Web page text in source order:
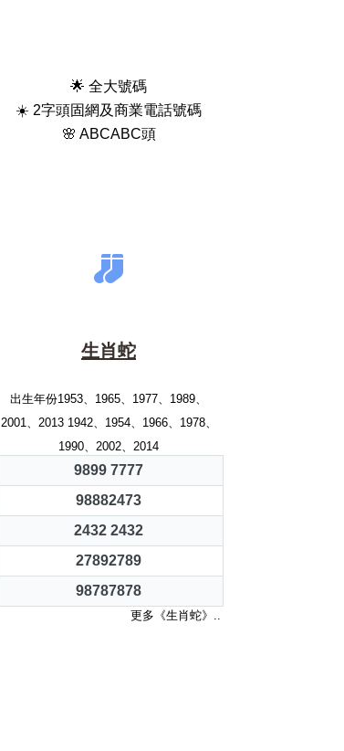
🌟 全大號碼
☀️ 2字頭固網及商業電話號碼
🌸 ABCABC頭
生肖蛇
出生年份1953、1965、1977、1989、
2001、2013 1942、1954、1966、1978、
1990、2002、2014
9899 7777
98882473
2432 2432
27892789
98787878
更多《生肖蛇》..